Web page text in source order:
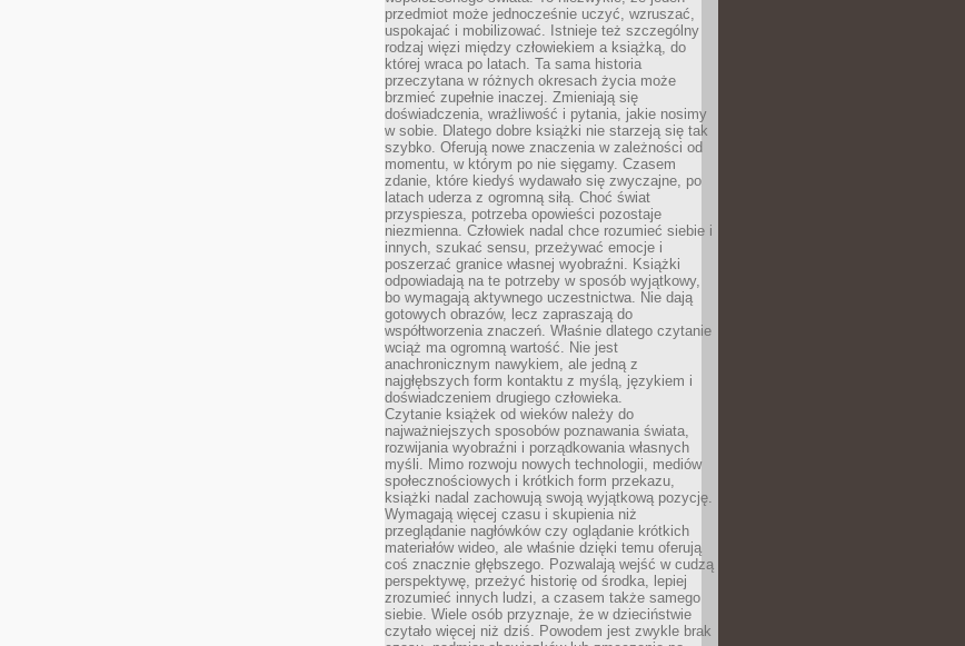
przedmiot może jednocześnie uczyć, wzruszać,
uspokajać i mobilizować. Istnieje też szczególny
rodzaj więzi między człowiekiem a książką, do
której wraca po latach. Ta sama historia
przeczytana w różnych okresach życia może
brzmieć zupełnie inaczej. Zmieniają się
doświadczenia, wrażliwość i pytania, jakie nosimy
w sobie. Dlatego dobre książki nie starzeją się tak
szybko. Oferują nowe znaczenia w zależności od
momentu, w którym po nie sięgamy. Czasem
zdanie, które kiedyś wydawało się zwyczajne, po
latach uderza z ogromną siłą. Choć świat
przyspiesza, potrzeba opowieści pozostaje
niezmienna. Człowiek nadal chce rozumieć siebie i
innych, szukać sensu, przeżywać emocje i
poszerzać granice własnej wyobraźni. Książki
odpowiadają na te potrzeby w sposób wyjątkowy,
bo wymagają aktywnego uczestnictwa. Nie dają
gotowych obrazów, lecz zapraszają do
współtworzenia znaczeń. Właśnie dlatego czytanie
wciąż ma ogromną wartość. Nie jest
anachronicznym nawykiem, ale jedną z
najgłębszych form kontaktu z myślą, językiem i
doświadczeniem drugiego człowieka.
Czytanie książek od wieków należy do
najważniejszych sposobów poznawania świata,
rozwijania wyobraźni i porządkowania własnych
myśli. Mimo rozwoju nowych technologii, mediów
społecznościowych i krótkich form przekazu,
książki nadal zachowują swoją wyjątkową pozycję.
Wymagają więcej czasu i skupienia niż
przeglądanie nagłówków czy oglądanie krótkich
materiałów wideo, ale właśnie dzięki temu oferują
coś znacznie głębszego. Pozwalają wejść w cudzą
perspektywę, przeżyć historię od środka, lepiej
zrozumieć innych ludzi, a czasem także samego
siebie. Wiele osób przyznaje, że w dzieciństwie
czytało więcej niż dziś. Powodem jest zwykle brak